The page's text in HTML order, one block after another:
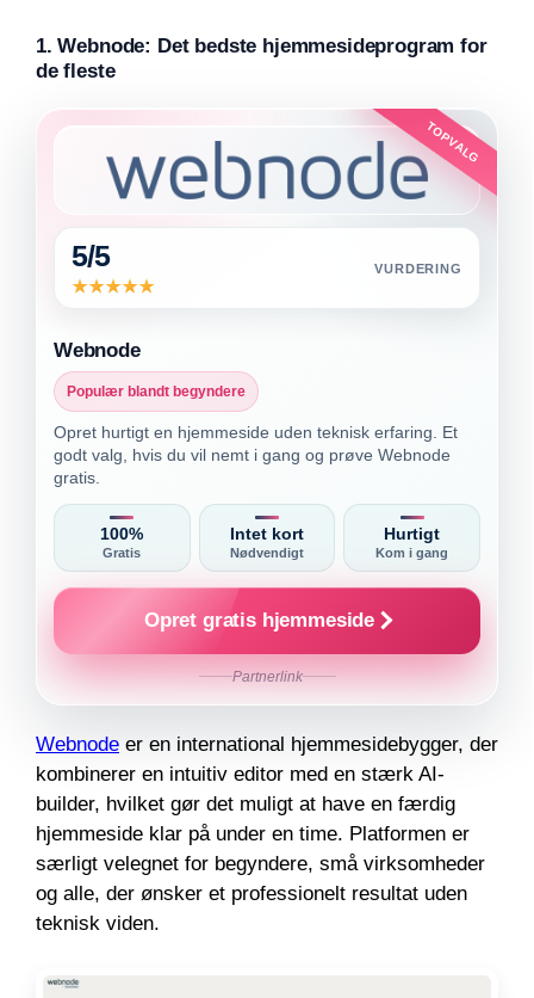
1. Webnode: Det bedste hjemmesideprogram for
de fleste
TOPVALG
5/5 VURDERING
Webnode
Populær blandt begyndere
Opret hurtigt en hjemmeside uden teknisk erfaring. Et
godt valg, hvis du vil nemt i gang og prøve Webnode
gratis.
100%
Gratis
Intet kort
Nødvendigt
Hurtigt
Kom i gang
Opret gratis hjemmeside
Partnerlink
Webnode er en international hjemmesidebygger, der
kombinerer en intuitiv editor med en stærk AI-
builder, hvilket gør det muligt at have en færdig
hjemmeside klar på under en time. Platformen er
særligt velegnet for begyndere, små virksomheder
og alle, der ønsker et professionelt resultat uden
teknisk viden.